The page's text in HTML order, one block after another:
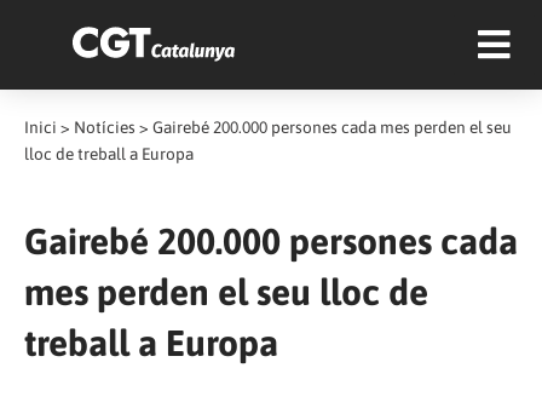
Inici > Notícies > Gairebé 200.000 persones cada mes perden el seu
lloc de treball a Europa
Gairebé 200.000 persones cada
mes perden el seu lloc de
treball a Europa